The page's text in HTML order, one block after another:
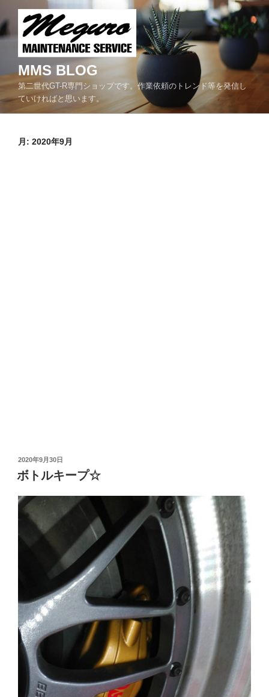
ン
テ
へ
MMS BLOG
第二世代GT-R専門ショップです。作業依頼のトレンド等を発信し
ていければと思います。
月: 2020年9月
投
稿
日:
2020年9月30日
ボトルキープ☆